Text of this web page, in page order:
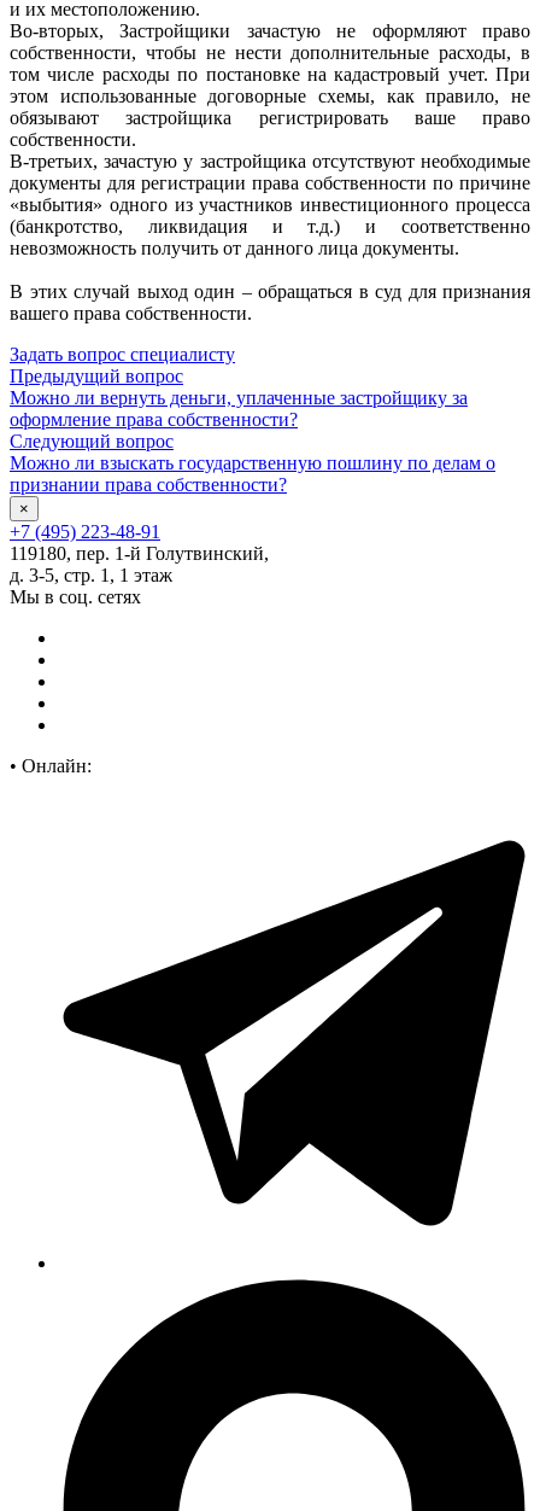
и их местоположению.
Во-вторых, Застройщики зачастую не оформляют право
собственности, чтобы не нести дополнительные расходы, в
том числе расходы по постановке на кадастровый учет. При
этом использованные договорные схемы, как правило, не
обязывают застройщика регистрировать ваше право
собственности.
В-третьих, зачастую у застройщика отсутствуют необходимые
документы для регистрации права собственности по причине
«выбытия» одного из участников инвестиционного процесса
(банкротство, ликвидация и т.д.) и соответственно
невозможность получить от данного лица документы.
В этих случай выход один – обращаться в суд для признания
вашего права собственности.
Задать вопрос специалисту
Предыдущий вопрос
Можно ли вернуть деньги, уплаченные застройщику за
оформление права собственности?
Следующий вопрос
Можно ли взыскать государственную пошлину по делам о
признании права собственности?
×
+7 (495) 223-48-91
119180, пер. 1-й Голутвинский,
д. 3-5, стр. 1, 1 этаж
Мы в соц. сетях
• Онлайн: